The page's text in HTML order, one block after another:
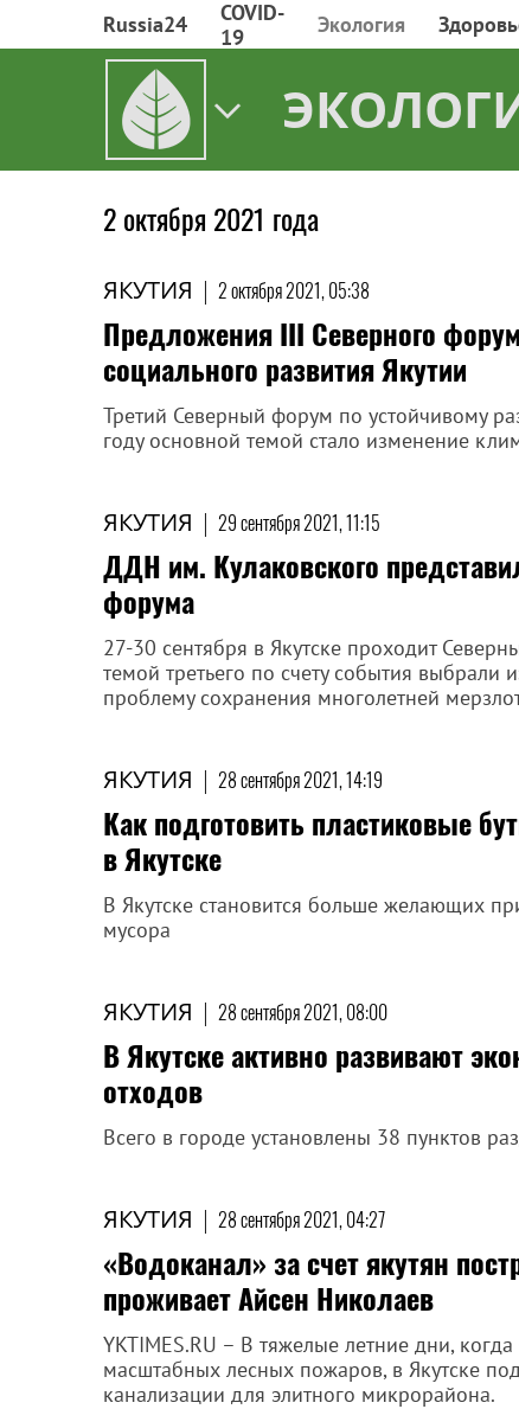
Russia24
COVID-
19
Экология
2 октября 2021 года
ЯКУТИЯ | 2 октября 2021, 05:38
Предложения III Северного
социального развития Якутии
Третий Северный форум по устойчивому
году основной темой стало изменение
ЯКУТИЯ | 29 сентября 2021, 11:15
ДДН им. Кулаковского
форума
27-30 сентября в Якутске проходит
темой третьего по счету события выбрали
проблему сохранения многолетней
ЯКУТИЯ | 28 сентября 2021, 14:19
Как подготовить пластиковые
в Якутске
В Якутске становится больше желающих
мусора
ЯКУТИЯ | 28 сентября 2021, 08:00
В Якутске активно развивают
отходов
Всего в городе установлены 38 пунктов
ЯКУТИЯ | 28 сентября 2021, 04:27
«Водоканал» за счет якутян
проживает Айсен Николаев
YKTIMES.RU – В тяжелые летние дни,
масштабных лесных пожаров, в Якутске
канализации для элитного микрорайона.